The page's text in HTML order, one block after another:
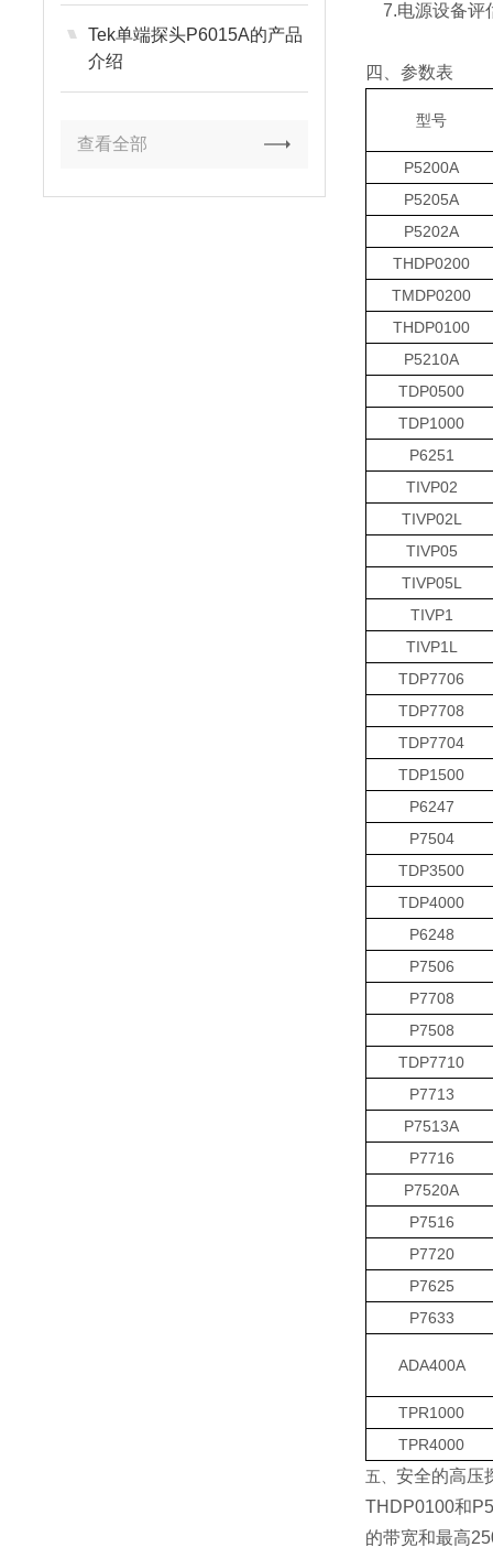
Tek单端探头P6015A的产品
介绍
查看全部
7.电源设备评
四、参数表
型号
P5200A
P5205A
P5202A
THDP0200
TMDP0200
THDP0100
P5210A
TDP0500
TDP1000
P6251
TIVP02
TIVP02L
TIVP05
TIVP05L
TIVP1
TIVP1L
TDP7706
TDP7708
TDP7704
TDP1500
P6247
P7504
TDP3500
TDP4000
P6248
P7506
P7708
P7508
TDP7710
P7713
P7513A
P7716
P7520A
P7516
P7720
P7625
P7633
ADA400A
TPR1000
TPR4000
五、安全的高压
THDP0100和
的带宽和最高